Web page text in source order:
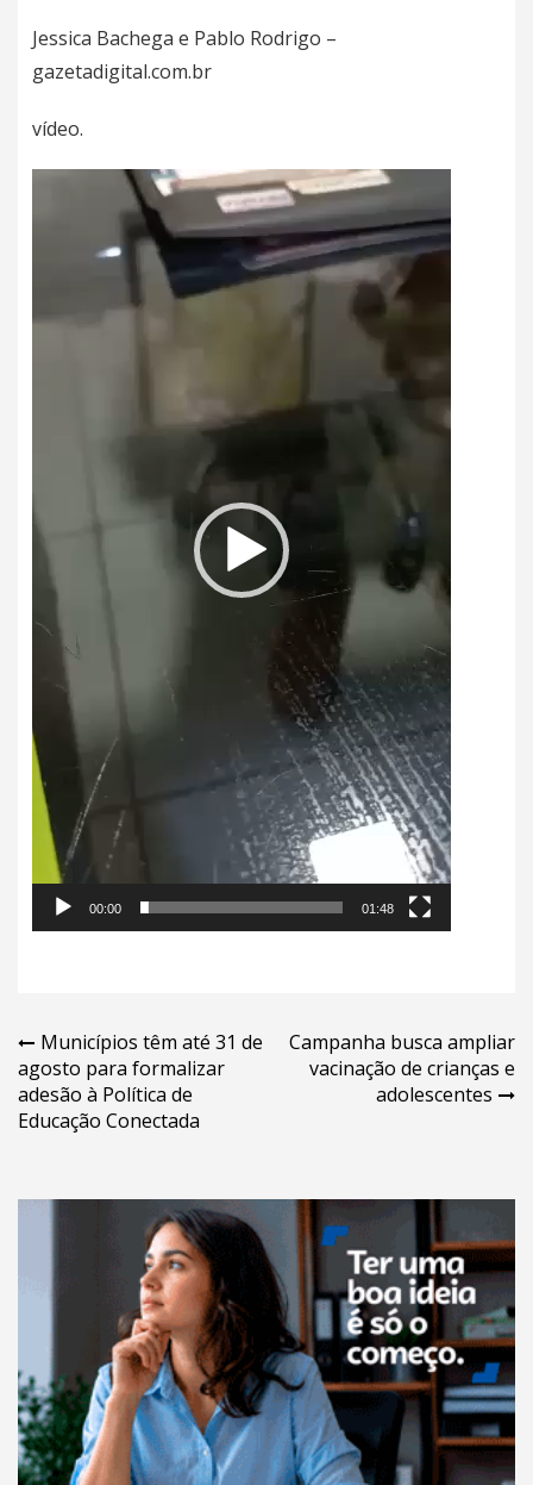
Jessica Bachega e Pablo Rodrigo –
gazetadigital.com.br
vídeo.
00:00 01:48
Navegação
de
Post
Municípios têm até 31 de
agosto para formalizar
adesão à Política de
Educação Conectada
Campanha busca ampliar
vacinação de crianças e
adolescentes